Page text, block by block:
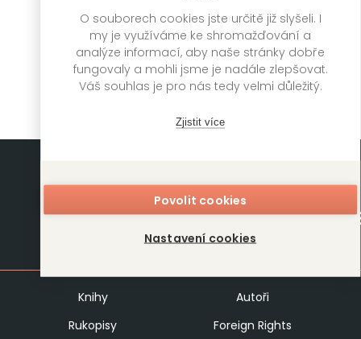
O souborech cookies jste určitě již slyšeli. I
my je využíváme ke shromažďování a
analýze informací, aby naše stránky dobře
fungovaly a mohli jsme je nadále zlepšovat.
Váš souhlas je pro nás tedy velmi důležitý.
Zjistit více
Povolit cookies
Nastavení cookies
Edward Brooke-
Hitching
Mapa stránek
Knihy
Autoři
Rukopisy
Foreign Rights